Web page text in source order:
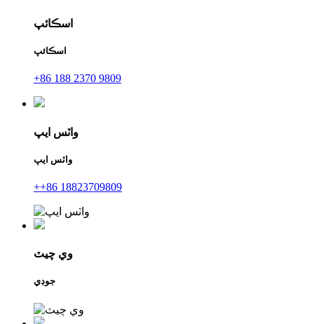
اسڪائپ
اسڪائپ
+86 188 2370 9809
واٽس ايپ
واٽس ايپ
++86 18823709809
وي چيٽ
جوڊي